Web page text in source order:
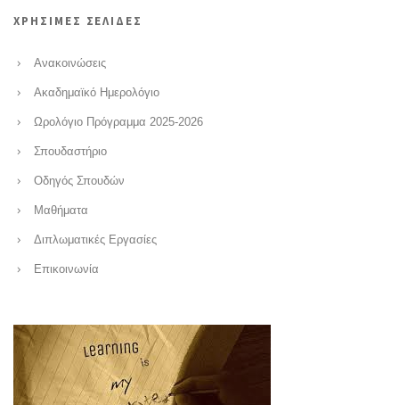
ΧΡΗΣΙΜΕΣ ΣΕΛΙΔΕΣ
Ανακοινώσεις
Ακαδημαϊκό Ημερολόγιο
Ωρολόγιο Πρόγραμμα 2025-2026
Σπουδαστήριο
Οδηγός Σπουδών
Μαθήματα
Διπλωματικές Εργασίες
Επικοινωνία